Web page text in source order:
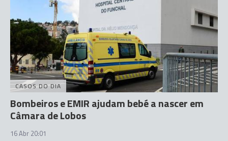
CASOS DO DIA
Bombeiros e EMIR ajudam bebé a nascer em
Câmara de Lobos
16 Abr 20:01